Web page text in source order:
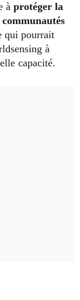
à protéger la
qui pourrait
à
capacité.